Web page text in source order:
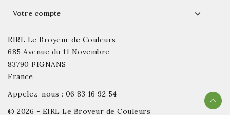
Votre compte 
EIRL Le Broyeur de Couleurs
685 Avenue du 11 Novembre
83790 PIGNANS
France
Appelez-nous : 06 83 16 92 54
© 2026 - EIRL Le Broyeur de Couleurs